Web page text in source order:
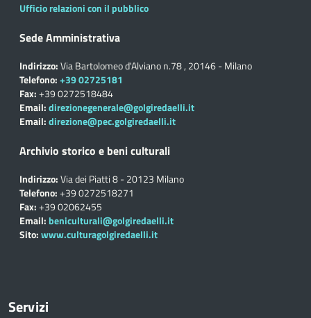
Ufficio relazioni con il pubblico
Sede Amministrativa
Indirizzo:Via Bartolomeo d'Alviano n.78 , 20146 - Milano
Telefono:+39 02725181
Fax:+39 0272518484
Email:direzionegenerale@golgiredaelli.it
Email:direzione@pec.golgiredaelli.it
Archivio storico e beni culturali
Indirizzo:Via dei Piatti 8 - 20123 Milano
Telefono:+39 0272518271
Fax:+39 02062455
Email: beniculturali@golgiredaelli.it
Sito:www.culturagolgiredaelli.it
Servizi